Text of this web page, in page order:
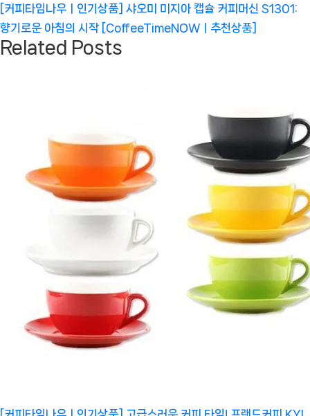
색
Next
Post:
[커피타임나우ㅣ인기상품] 샤오미 미지아 캡슐 커피머신 S1301:
향기로운 아침의 시작 [CoffeeTimeNOWㅣ추천상품]
Related Posts